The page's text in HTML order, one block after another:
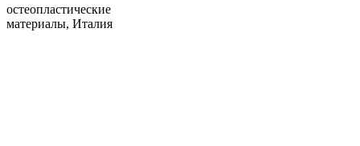
остеопластические
материалы, Италия